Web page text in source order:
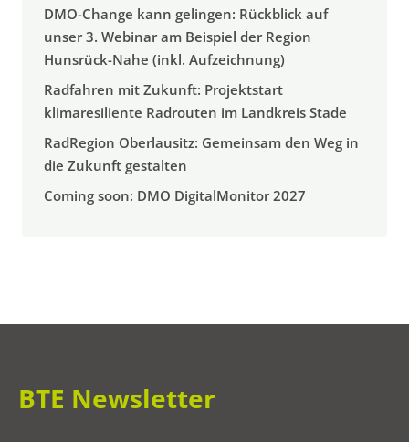
DMO-Change kann gelingen: Rückblick auf
unser 3. Webinar am Beispiel der Region
Hunsrück-Nahe (inkl. Aufzeichnung)
Radfahren mit Zukunft: Projektstart
klimaresiliente Radrouten im Landkreis Stade
RadRegion Oberlausitz: Gemeinsam den Weg in
die Zukunft gestalten
Coming soon: DMO DigitalMonitor 2027
BTE Newsletter